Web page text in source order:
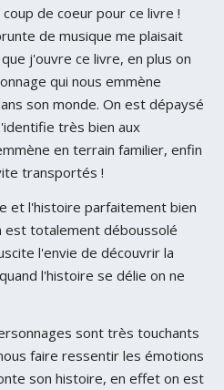
de coeur pour ce livre !
de musique me plaisait
j'ouvre ce livre, en plus on
qui nous emmène
son monde. On est dépaysé
très bien aux
en terrain familier, enfin
transportés !
et l'histoire parfaitement bien
est totalement déboussolé
l'envie de découvrir la
l'histoire se délie on ne
sont très touchants
faire ressentir les émotions
son histoire, en effet on est